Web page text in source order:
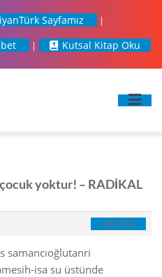
Sayfamız
Kutsal Kitap Oku
yoktur! – RADİKAL
#31060
samancıoğlutanri
isa su üstünde